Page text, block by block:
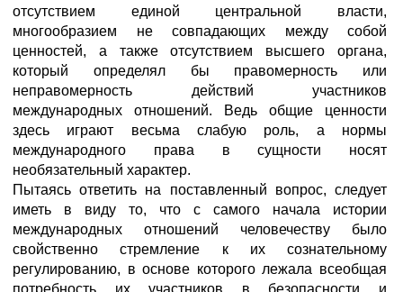
отсутствием единой центральной власти,
многообразием не совпадающих между собой
ценностей, а также отсутствием высшего органа,
который определял бы правомерность или
неправомерность действий участников
международных отношений. Ведь общие ценности
здесь играют весьма слабую роль, а нормы
международного права в сущности носят
необязательный характер.
Пытаясь ответить на поставленный вопрос, следует
иметь в виду то, что с самого начала истории
международных отношений человечеству было
свойственно стремление к их сознательному
регулированию, в основе которого лежала всеобщая
потребность их участников в безопасности и